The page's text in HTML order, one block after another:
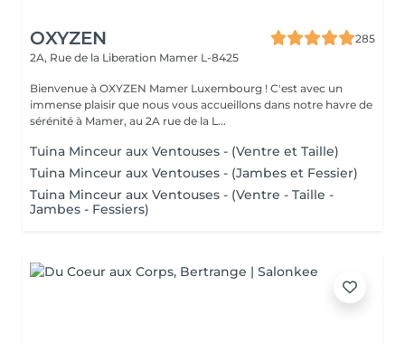
OXYZEN
285
2A, Rue de la Liberation Mamer L-8425
Bienvenue à OXYZEN Mamer Luxembourg ! C'est avec un
immense plaisir que nous vous accueillons dans notre havre de
sérénité à Mamer, au 2A rue de la L...
Tuina Minceur aux Ventouses - (Ventre et Taille)
Tuina Minceur aux Ventouses - (Jambes et Fessier)
Tuina Minceur aux Ventouses - (Ventre - Taille -
Jambes - Fessiers)